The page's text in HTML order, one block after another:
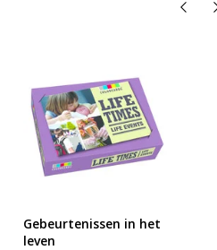
Gebeurtenissen in het
leven